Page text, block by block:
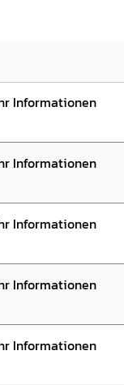
Informationen
Informationen
Informationen
Informationen
Informationen